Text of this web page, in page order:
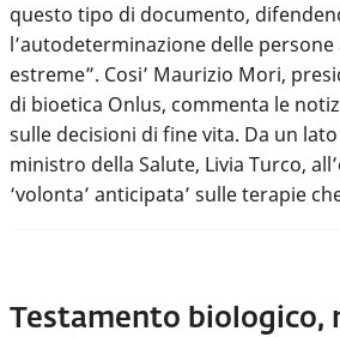
questo tipo di documento,
l’autodeterminazione delle
estreme”. Cosi’ Maurizio Mori,
di bioetica Onlus, commenta le
sulle decisioni di fine vita. Da un
ministro della Salute, Livia Turco,
‘volonta’ anticipata’ sulle terapie
Testamento biologico,